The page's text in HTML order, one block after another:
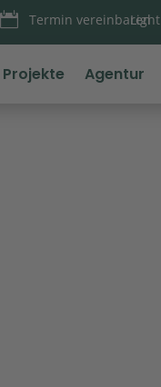
 Termin vereinbaren
Light
Projekte Agentur